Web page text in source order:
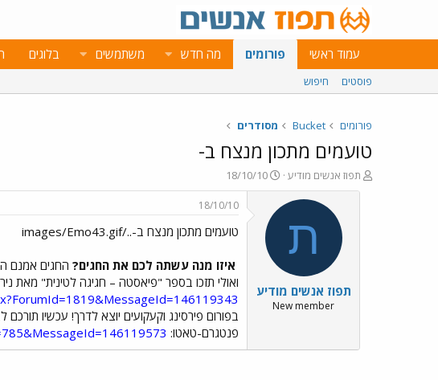
עמוד ראשי פורומים מה חדש משתמשים בלוגים
פוסטים חיפוש
פורומים Bucket מסודרים
טועמים מתכון מנצח ב-
פ
ו
תפוז אנשים מודיע
פ
ו
ם
ב
ר
18/10/10
ת
תפוז אנשים מודיע
New member
18/10/10
טועמים מתכון מנצח ב-../images/Emo43.gif
איזו מנה עשתה לכם את החגים? החגים אמנם
ואולי תזכו בספר "פיאסטה – חגיגה לטינית" מאת
פנטגרם-טאטו: